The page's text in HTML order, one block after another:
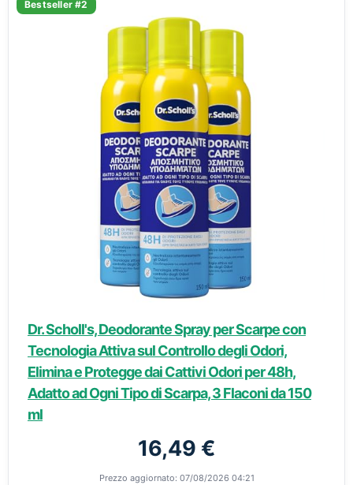
Bestseller #2
Dr. Scholl's, Deodorante Spray per Scarpe con
Tecnologia Attiva sul Controllo degli Odori,
Elimina e Protegge dai Cattivi Odori per 48h,
Adatto ad Ogni Tipo di Scarpa, 3 Flaconi da 150
ml
16,49 €
Prezzo aggiornato: 07/08/2026 04:21